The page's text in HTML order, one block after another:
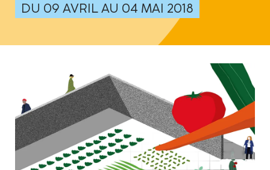
DU 09 AVRIL AU 04 MAI 2018